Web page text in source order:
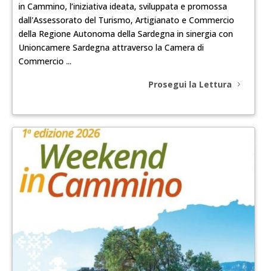
in Cammino, l’iniziativa ideata, sviluppata e promossa
dall'Assessorato del Turismo, Artigianato e Commercio
della Regione Autonoma della Sardegna in sinergia con
Unioncamere Sardegna attraverso la Camera di
Commercio ...
Prosegui la Lettura